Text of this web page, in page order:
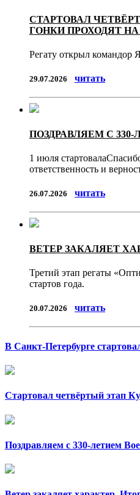
СТАРТОВАЛ
ГОНКИ ПРОХОДЯТ
Регату открыл командор
29.07.2026 читать
ПОЗДРАВЛЯЕМ С
1 июля
ответственность и
26.07.2026 читать
ВЕТЕР ЗАКАЛЯЕТ
Третий этап регаты
стартов года.
20.07.2026 читать
В Санкт-Петербурге
Стартовал четвёртый этап
Поздравляем с 330-летием